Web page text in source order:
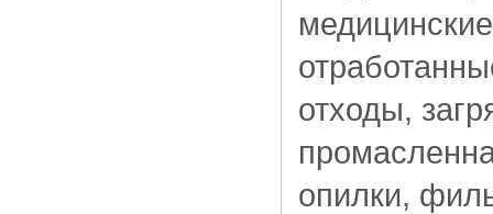
отходы,
опилки,